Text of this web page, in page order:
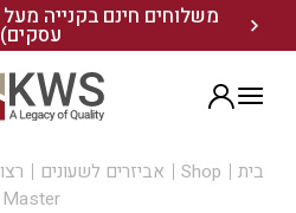
עסקים)
בית Shop אביזרים לשעונים
Master